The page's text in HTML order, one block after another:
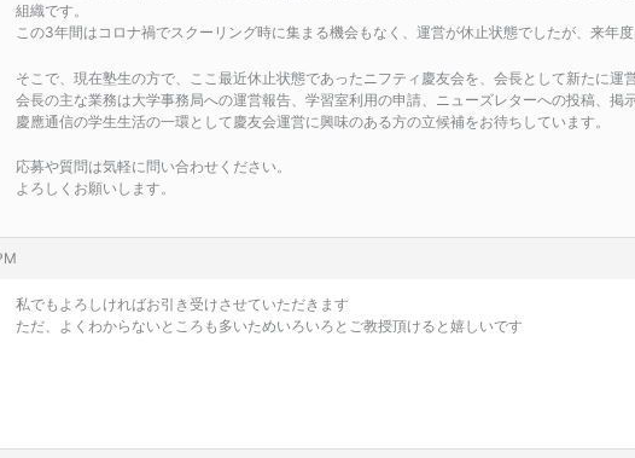
組織です。
この3年間はコロナ禍でスクーリング時に集まる機会もなく、運営が休止状態でしたが、来年
そこで、現在塾生の方で、ここ最近休止状態であったニフティ慶友会を、会長として新たに運
会長の主な業務は大学事務局への運営報告、学習室利用の申請、ニューズレターへの投稿、掲
慶應通信の学生生活の一環として慶友会運営に興味のある方の立候補をお待ちしています。
応募や質問は気軽に問い合わせください。
よろしくお願いします。
私でもよろしければお引き受けさせていただきます
ただ、よくわからないところも多いためいろいろとご教授頂けると嬉しいです